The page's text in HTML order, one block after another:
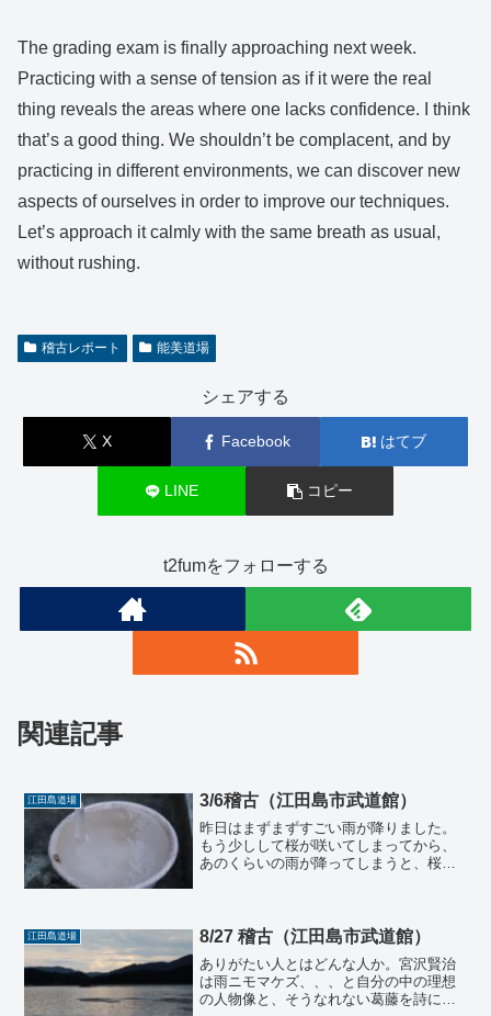
The grading exam is finally approaching next week.
Practicing with a sense of tension as if it were the real
thing reveals the areas where one lacks confidence. I think
that’s a good thing. We shouldn’t be complacent, and by
practicing in different environments, we can discover new
aspects of ourselves in order to improve our techniques.
Let’s approach it calmly with the same breath as usual,
without rushing.
稽古レポート 能美道場
シェアする
X Facebook はてブ
LINE コピー
t2fumをフォローする
関連記事
江田島道場 3/6稽古（江田島市武道館）
昨日はまずまずすごい雨が降りました。
もう少しして桜が咲いてしまってから、
あのくらいの雨が降ってしまうと、桜を
だけでしょうか。さて今日...
江田島道場 8/27 稽古（江田島市武道館）
ありがたい人とはどんな人か。宮沢賢治
は雨ニモマケズ、、、と自分の中の理想
の人物像と、そうなれない葛藤を詩に詠